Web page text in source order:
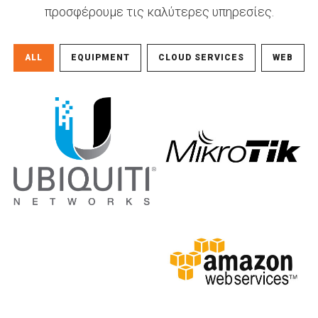
προσφέρουμε τις καλύτερες υπηρεσίες.
ALL EQUIPMENT CLOUD SERVICES WEB
Equipment